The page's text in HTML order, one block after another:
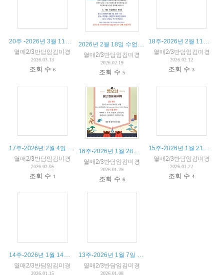
열매2/3반담임김미경
2026.03.13
조회 수 6
열매2/3반담임김미경
2026.02.19
조회 수 5
열매2/3반담임김미경
2026.02.12
조회 수3
열매2/3반담임김미경
2026.02.05
조회 수 1
열매2/3반담임김미경
2026.01.29
조회 수 6
열매2/3반담임김미경
2026.01.22
조회 수4
열매2/3반담임김미경
2026.01.15
열매2/3반담임김미경
2026.01.08